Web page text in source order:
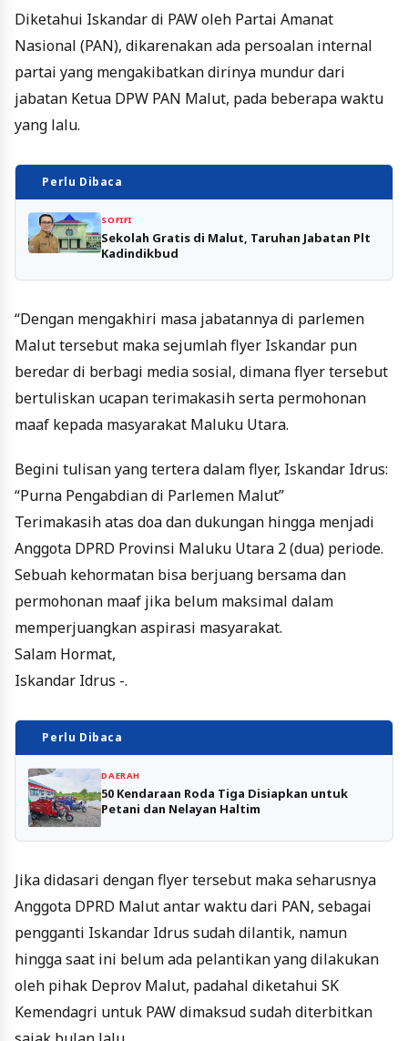
Diketahui Iskandar di PAW oleh Partai Amanat
Nasional (PAN), dikarenakan ada persoalan internal
partai yang mengakibatkan dirinya mundur dari
jabatan Ketua DPW PAN Malut, pada beberapa waktu
yang lalu.
Perlu Dibaca
SOFIFI
Sekolah Gratis di Malut, Taruhan Jabatan Plt
Kadindikbud
“Dengan mengakhiri masa jabatannya di parlemen
Malut tersebut maka sejumlah flyer Iskandar pun
beredar di berbagi media sosial, dimana flyer tersebut
bertuliskan ucapan terimakasih serta permohonan
maaf kepada masyarakat Maluku Utara.
Begini tulisan yang tertera dalam flyer, Iskandar Idrus:
“Purna Pengabdian di Parlemen Malut”
Terimakasih atas doa dan dukungan hingga menjadi
Anggota DPRD Provinsi Maluku Utara 2 (dua) periode.
Sebuah kehormatan bisa berjuang bersama dan
permohonan maaf jika belum maksimal dalam
memperjuangkan aspirasi masyarakat.
Salam Hormat,
Iskandar Idrus -.
Perlu Dibaca
DAERAH
50 Kendaraan Roda Tiga Disiapkan untuk
Petani dan Nelayan Haltim
Jika didasari dengan flyer tersebut maka seharusnya
Anggota DPRD Malut antar waktu dari PAN, sebagai
pengganti Iskandar Idrus sudah dilantik, namun
hingga saat ini belum ada pelantikan yang dilakukan
oleh pihak Deprov Malut, padahal diketahui SK
Kemendagri untuk PAW dimaksud sudah diterbitkan